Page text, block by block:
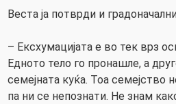
Веста ја потврди и
– Ексхумацијата е во тек врз
Едното тело го пронашле, а
семејната куќа. Тоа семејство
па ни се непознати. Не знам